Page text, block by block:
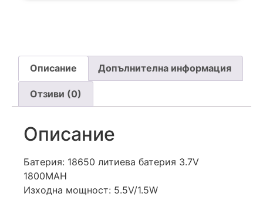
Описание Допълнителна информация
Отзиви (0)
Описание
Батерия: 18650 литиева батерия 3.7V
1800MAH
Изходна мощност: 5.5V/1.5W